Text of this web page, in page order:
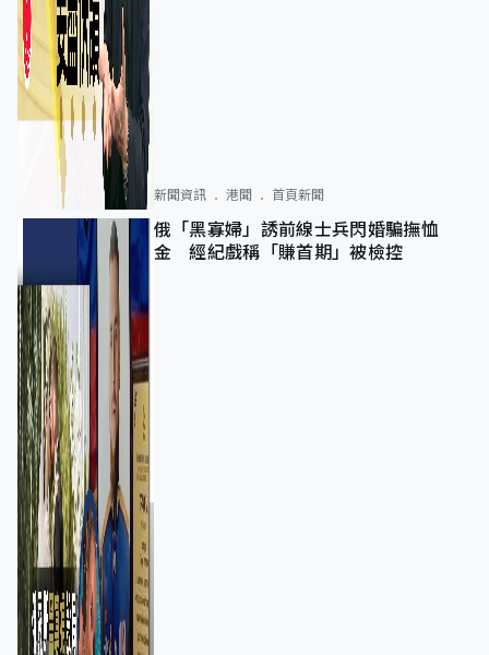
新聞資訊 港聞 首頁新聞
俄「黑寡婦」誘前線士兵閃婚騙撫恤
金 經紀戲稱「賺首期」被檢控